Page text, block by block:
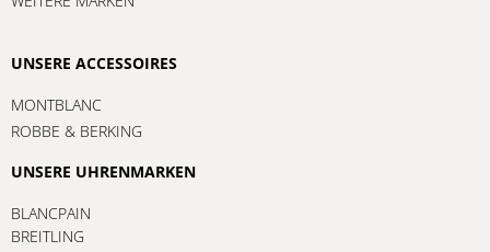
UNSERE ACCESSOIRES
MONTBLANC
ROBBE & BERKING
UNSERE UHRENMARKEN
BLANCPAIN
BREITLING